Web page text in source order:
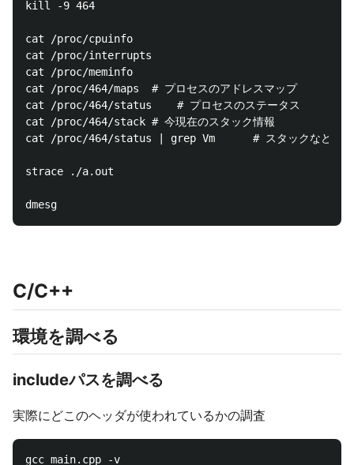
kill -9 464
cat /proc/cpuinfo
cat /proc/interrupts
cat /proc/meminfo
cat /proc/464/maps	# プロセスのアドレスマップ
cat /proc/464/status	# プロセスのステータス
cat /proc/464/stack	# 今現在のスタック情報
cat /proc/464/status | grep Vm		# スタックなどのメモリ使用量
strace ./a.out
C/C++
環境を調べる
includeパスを調べる
実際にどこのヘッダが使われているかの調査